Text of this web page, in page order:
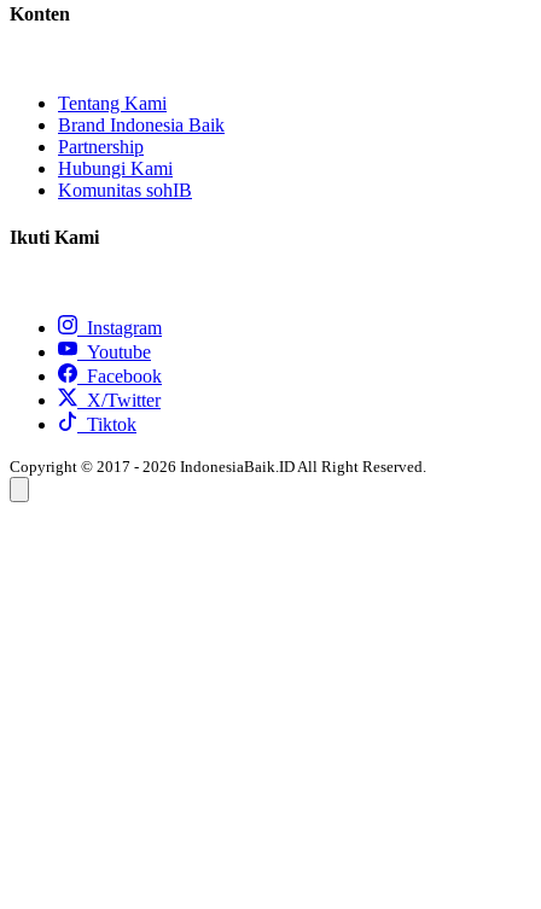
Konten
Tentang Kami
Brand Indonesia Baik
Partnership
Hubungi Kami
Komunitas sohIB
Ikuti Kami
Instagram
Youtube
Facebook
X/Twitter
Tiktok
Copyright © 2017 - 2026 IndonesiaBaik.ID All Right Reserved.